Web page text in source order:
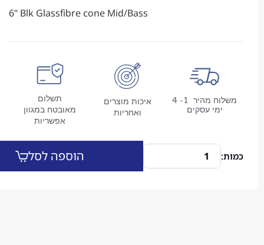
6" Blk Glassfibre cone Mid/Bass
משלוח מהיר 1- 4
איכות מוצרים
תשלום
מאובטח במגוון
הוספה לסל